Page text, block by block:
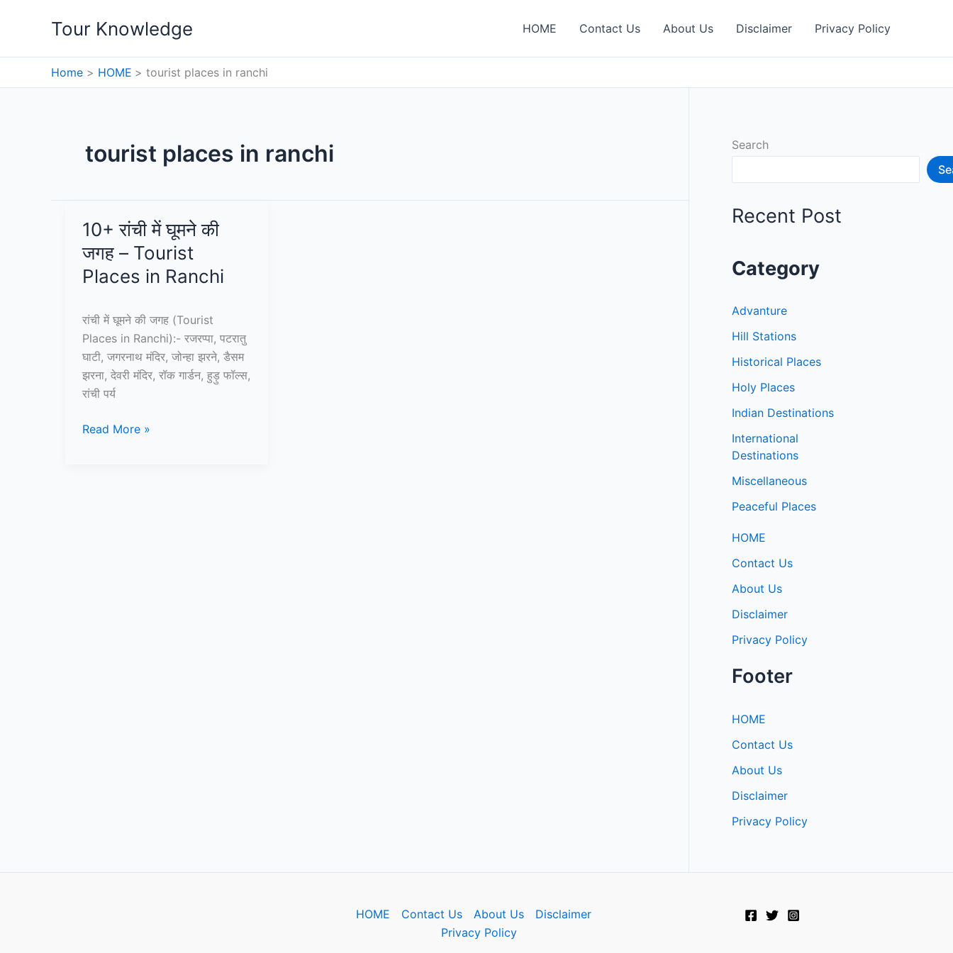
Tour Knowledge HOME Contact Us About Us Disclaimer Privacy Policy
Home HOME tourist places in ranchi
tourist places in ranchi
10+ रांची में घूमने की
जगह – Tourist
Places in Ranchi
रांची में घूमने की जगह (Tourist
Places in Ranchi):- रजरप्पा, पटरातु
घाटी, जगरनाथ मंदिर, जोन्हा झरने, डैसम
झरना, देवरी मंदिर, रॉक गार्डन, हुड़ु फॉल्स,
रांची पर्य
10+
Read More »
Search
Recent Post
Category
Advanture
Hill Stations
Historical Places
Holy Places
Indian Destinations
International
Destinations
Miscellaneous
Peaceful Places
HOME
Contact Us
About Us
Disclaimer
Privacy Policy
Footer
HOME
Contact Us
About Us
Disclaimer
Privacy Policy
HOME Contact Us About Us
Disclaimer
Privacy Policy